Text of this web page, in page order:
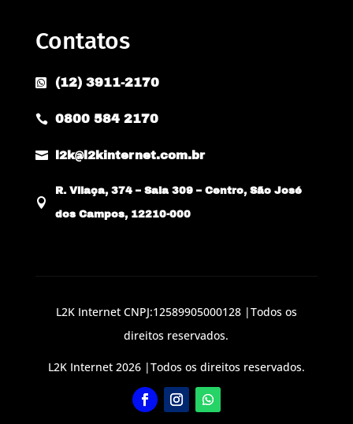
Contatos
 (12) 3911-2170
 0800 584 2170
 l2k@l2kinternet.com.br

R. Vilaça, 374 – Sala 309 – Centro, São José
dos Campos, 12210-000
L2K Internet CNPJ:12589905000128 |Todos os
direitos reservados.
L2K Internet 2026 |Todos os direitos reservados.